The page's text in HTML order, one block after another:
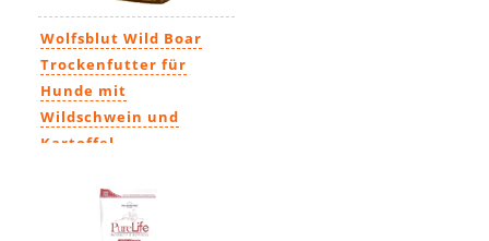
Wolfsblut Wild Boar
Trockenfutter für
Hunde mit
Wildschwein und
Kartoffel
(ab 6,40€ / kg)